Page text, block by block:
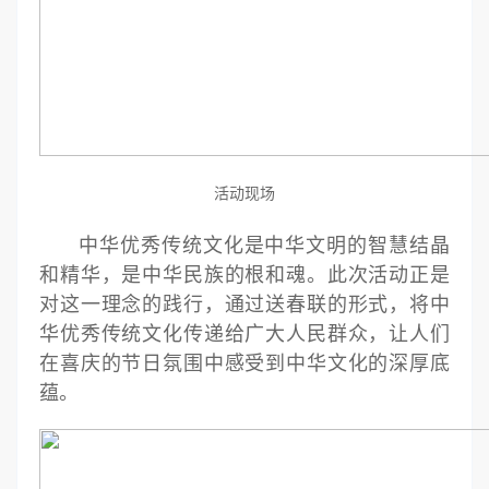
活动现场
中华优秀传统文化是中华文明的智慧结晶
和精华，是中华民族的根和魂。此次活动正是
对这一理念的践行，通过送春联的形式，将中
华优秀传统文化传递给广大人民群众，让人们
在喜庆的节日氛围中感受到中华文化的深厚底
蕴。